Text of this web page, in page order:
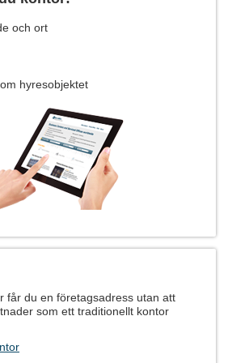
och ort
hyresobjektet
får du en företagsadress utan att
som ett traditionellt kontor